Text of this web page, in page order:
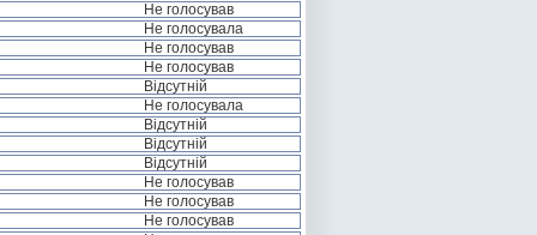
Не голосував
Не голосувала
Не голосував
Не голосував
Відсутній
Не голосувала
Відсутній
Відсутній
Відсутній
Не голосував
Не голосував
Не голосував